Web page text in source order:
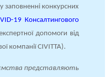
заповненні конкурсних
19 Консалтингового
допомоги від
компанії CIVITTA).
представляють